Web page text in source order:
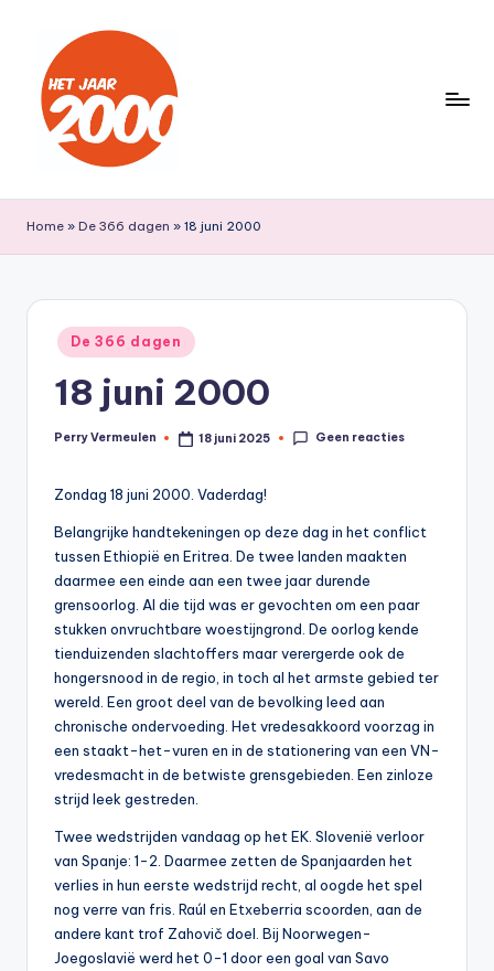
inhoud
e
t
J
0
lang
jaar
2000
Home » De 366 dagen » 18 juni 2000
Geplaatst
in
De 366 dagen
18 juni 2000
Geplaatst
Perry Vermeulen 18 juni 2025 Geen reacties
Zondag 18 juni 2000. Vaderdag!
Belangrijke handtekeningen op deze dag in het conflict
tussen Ethiopië en Eritrea. De twee landen maakten
daarmee een einde aan een twee jaar durende
grensoorlog. Al die tijd was er gevochten om een paar
stukken onvruchtbare woestijngrond. De oorlog kende
tienduizenden slachtoffers maar verergerde ook de
hongersnood in de regio, in toch al het armste gebied ter
wereld. Een groot deel van de bevolking leed aan
chronische ondervoeding. Het vredesakkoord voorzag in
een staakt-het-vuren en in de stationering van een VN-
vredesmacht in de betwiste grensgebieden. Een zinloze
strijd leek gestreden.
Twee wedstrijden vandaag op het EK. Slovenië verloor
van Spanje: 1-2. Daarmee zetten de Spanjaarden het
verlies in hun eerste wedstrijd recht, al oogde het spel
nog verre van fris. Raúl en Etxeberria scoorden, aan de
andere kant trof Zahovič doel. Bij Noorwegen-
Joegoslavië werd het 0-1 door een goal van Savo